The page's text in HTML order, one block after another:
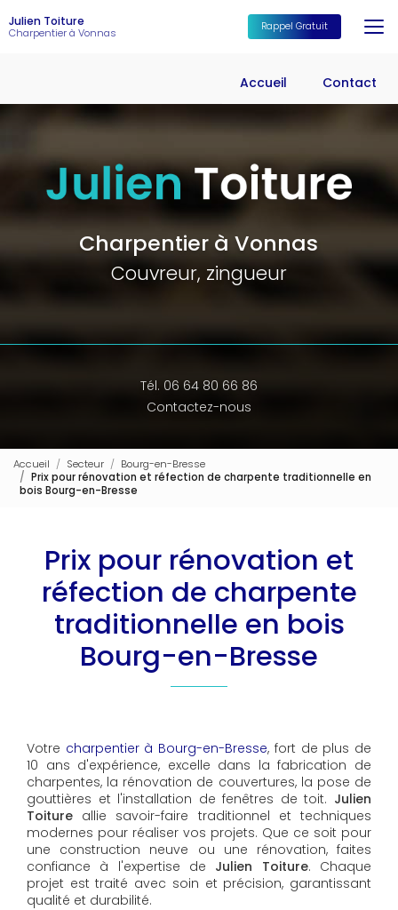
au
contenu
Accueil
Contact
Julien Toiture
Charpentier à Vonnas Rappel Gratuit
Charpentier à Vonnas
Couvreur, zingueur
Tél. 06 64 80 66 86
Contactez-nous
Accueil Secteur
Bourg-en-Bresse
Prix pour rénovation et réfection de charpente traditionnelle en
bois Bourg-en-Bresse
Prix pour rénovation et
réfection de charpente
traditionnelle en bois
Bourg-en-Bresse
Votre charpentier à Bourg-en-Bresse, fort de plus de
10 ans d'expérience, excelle dans la fabrication de
charpentes, la rénovation de couvertures, la pose de
gouttières et l'installation de fenêtres de toit. Julien
Toiture allie savoir-faire traditionnel et techniques
modernes pour réaliser vos projets. Que ce soit pour
une construction neuve ou une rénovation, faites
confiance à l'expertise de Julien Toiture. Chaque
projet est traité avec soin et précision, garantissant
qualité et durabilité.